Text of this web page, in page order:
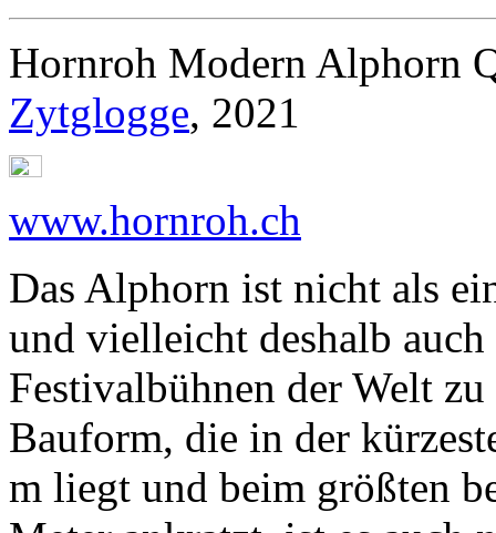
Hornroh Modern Alphorn
Zytglogge, 2021
www.hornroh.ch
Das Alphorn ist nicht als
und vielleicht deshalb
Festivalbühnen der Welt
Bauform, die in der
m liegt und beim größten